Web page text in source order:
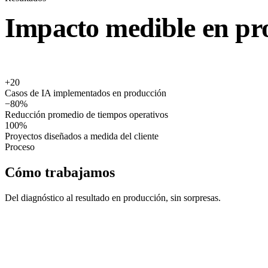
Impacto medible en
+20
Casos de IA implementados en producción
−80%
Reducción promedio de tiempos operativos
100%
Proyectos diseñados a medida del cliente
Proceso
Cómo trabajamos
Del diagnóstico al resultado en producción, sin sorpresas.